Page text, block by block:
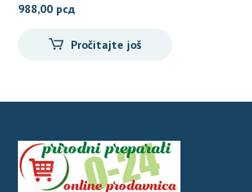
988,00 рсд
Pročitajte još